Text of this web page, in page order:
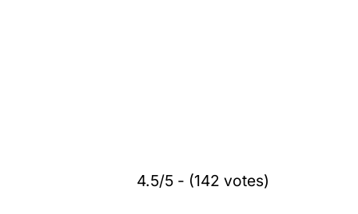
4.5/5 - (142 votes)